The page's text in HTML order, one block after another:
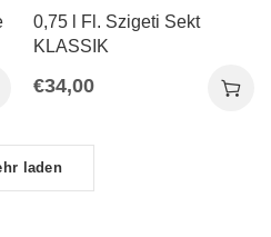
0,75 l Fl. Szigeti Sekt
KLASSIK
€34,00
laden